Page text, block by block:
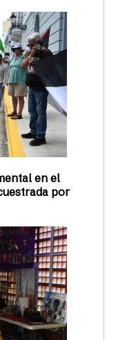
en el
por